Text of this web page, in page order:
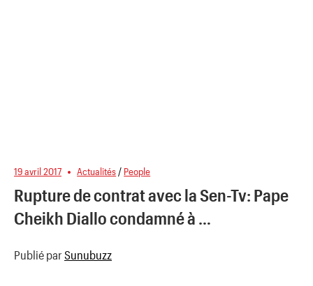
19 avril 2017 Actualités / People
Rupture de contrat avec la Sen-Tv: Pape
Cheikh Diallo condamné à …
Publié par Sunubuzz